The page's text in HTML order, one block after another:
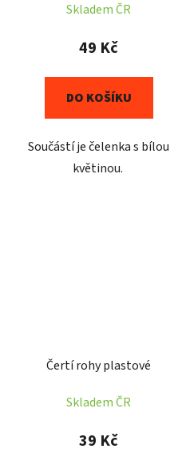
Skladem ČR
49 Kč
DO KOŠÍKU
Součástí je čelenka s bílou
květinou.
Čertí rohy plastové
Skladem ČR
39 Kč